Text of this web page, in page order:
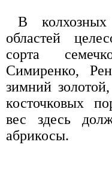
В
областей
сорта
Симиренко,
зимний
косточковых
вес здесь
абрикосы.